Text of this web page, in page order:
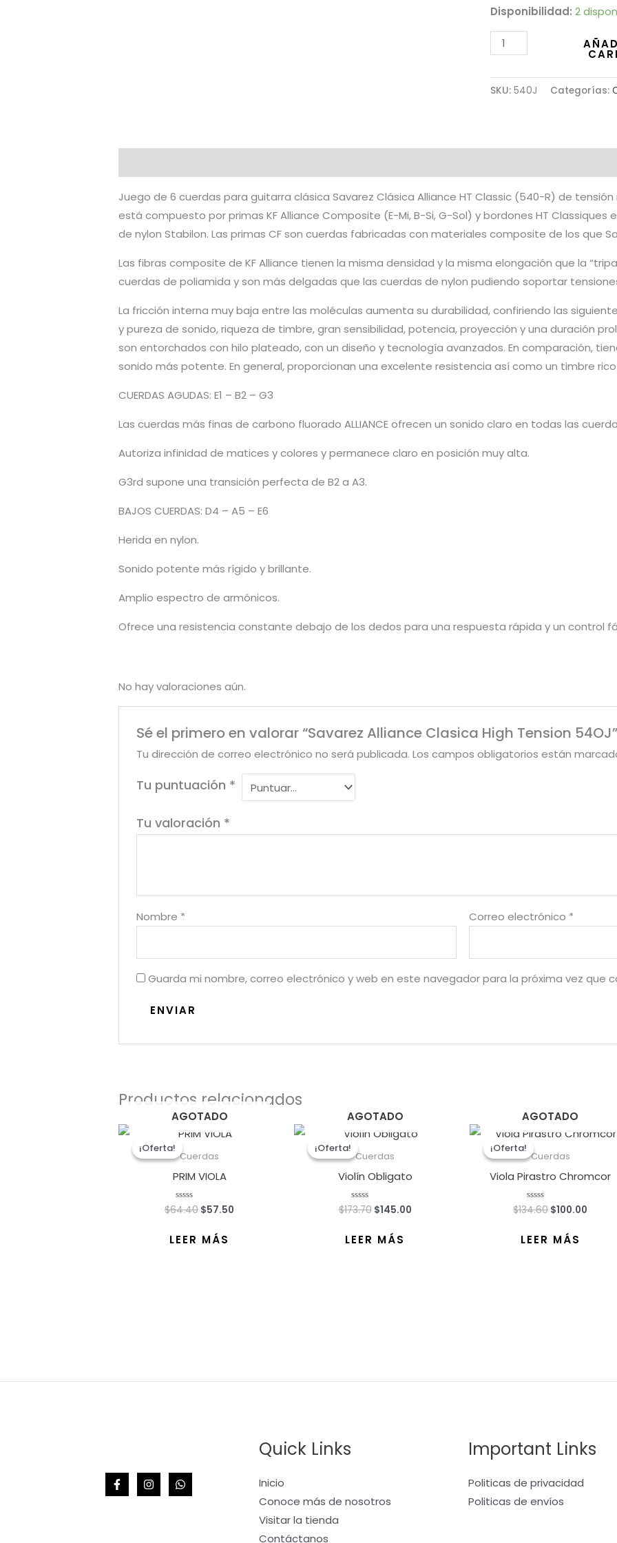
Disponibilidad: 2
SKU: 540J Categorías:
Juego de 6 cuerdas para guitarra clásica Savarez Clásica Alliance HT Classic (540-R) de
está compuesto por primas KF Alliance Composite (E-Mi, B-Si, G-Sol) y bordones HT
de nylon Stabilon. Las primas CF son cuerdas fabricadas con materiales composite de los que
Las fibras composite de KF Alliance tienen la misma densidad y la misma elongación que la
cuerdas de poliamida y son más delgadas que las cuerdas de nylon pudiendo soportar
La fricción interna muy baja entre las moléculas aumenta su durabilidad, confiriendo las
y pureza de sonido, riqueza de timbre, gran sensibilidad, potencia, proyección y una duración
son entorchados con hilo plateado, con un diseño y tecnología avanzados. En comparación,
sonido más potente. En general, proporcionan una excelente resistencia así como un timbre
CUERDAS AGUDAS: E1 – B2 – G3
Las cuerdas más finas de carbono fluorado ALLIANCE ofrecen un sonido claro en todas las
Autoriza infinidad de matices y colores y permanece claro en posición muy alta.
G3rd supone una transición perfecta de B2 a A3.
BAJOS CUERDAS: D4 – A5 – E6
Herida en nylon.
Sonido potente más rígido y brillante.
Amplio espectro de armónicos.
Ofrece una resistencia constante debajo de los dedos para una respuesta rápida y un control
No hay valoraciones aún.
Sé el primero en valorar “Savarez Alliance Clasica High Tension 54OJ”
Tu dirección de correo electrónico no será publicada. Los campos obligatorios están
Tu puntuación *
Tu valoración *
Nombre * Correo electrónico *
Guarda mi nombre, correo electrónico y web en este navegador para la próxima vez que
Productos relacionados
¡Oferta!
AGOTADO
¡Oferta!
Cuerdas
PRIM VIOLA
Valorado
con
5
$64.40
El
precio
original
$64.40.
$57.50
LEER MÁS
¡Oferta!
AGOTADO
¡Oferta!
Cuerdas
Violín Obligato
Valorado
con
5
$173.70
El
precio
original
$173.70.
$145.00
El
precio
$145.00.
LEER MÁS
¡Oferta!
AGOTADO
¡Oferta!
Cuerdas
Viola Pirastro Chromcor
Valorado
con
5
$134.60
El
precio
original
$134.60.
$100.00
El
precio
LEER MÁS
Quick Links
Inicio
Conoce más de nosotros
Visitar la tienda
Contáctanos
Important Links
Politicas de privacidad
Politicas de envíos